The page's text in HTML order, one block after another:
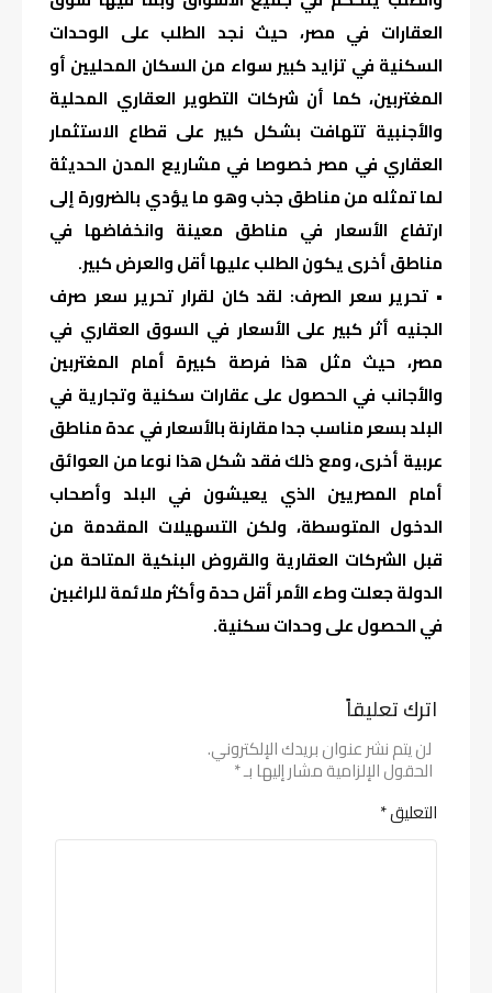
العقارات في مصر، حيث نجد الطلب على الوحدات
السكنية في تزايد كبير سواء من السكان المحليين أو
المغتربين، كما أن شركات التطوير العقاري المحلية
والأجنبية تتهافت بشكل كبير على قطاع الاستثمار
العقاري في مصر خصوصا في مشاريع المدن الحديثة
لما تمثله من مناطق جذب وهو ما يؤدي بالضرورة إلى
ارتفاع الأسعار في مناطق معينة وانخفاضها في
مناطق أخرى يكون الطلب عليها أقل والعرض كبير.
• تحرير سعر الصرف: لقد كان لقرار تحرير سعر صرف
الجنيه أثر كبير على الأسعار في السوق العقاري في
مصر، حيث مثل هذا فرصة كبيرة أمام المغتربين
والأجانب في الحصول على عقارات سكنية وتجارية في
البلد بسعر مناسب جدا مقارنة بالأسعار في عدة مناطق
عربية أخرى، ومع ذلك فقد شكل هذا نوعا من العوائق
أمام المصريين الذي يعيشون في البلد وأصحاب
الدخول المتوسطة، ولكن التسهيلات المقدمة من
قبل الشركات العقارية والقروض البنكية المتاحة من
الدولة جعلت وطء الأمر أقل حدة وأكثر ملائمة للراغبين
في الحصول على وحدات سكنية.
اترك تعليقاً
لن يتم نشر عنوان بريدك الإلكتروني.
الحقول الإلزامية مشار إليها بـ*
التعليق*